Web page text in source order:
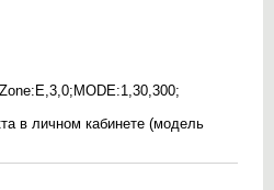
в личном кабинете (модель